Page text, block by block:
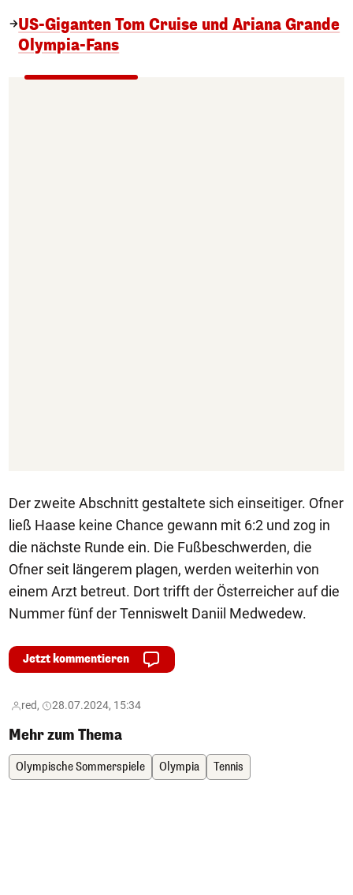
US-Giganten Tom Cruise und Ariana Grande
Olympia-Fans
Der zweite Abschnitt gestaltete sich einseitiger. Ofner
ließ Haase keine Chance gewann mit 6:2 und zog in
die nächste Runde ein. Die Fußbeschwerden, die
Ofner seit längerem plagen, werden weiterhin von
einem Arzt betreut. Dort trifft der Österreicher auf die
Nummer fünf der Tenniswelt Daniil Medwedew.
Jetzt kommentieren
red, 28.07.2024, 15:34
Mehr zum Thema
Olympische Sommerspiele Olympia Tennis